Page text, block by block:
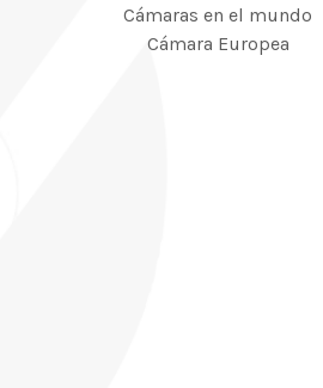
Cámaras en el mundo
Cámara Europea